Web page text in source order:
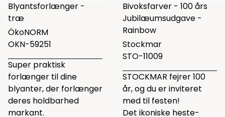
Blyantsforlænger -
træ
ÖkoNORM
OKN-59251
Super praktisk
forlænger til dine
blyanter, der forlænger
deres holdbarhed
markant.
Bivoksfarver - 100 års
Jubilæumsudgave -
Rainbow
Stockmar
STO-11009
STOCKMAR fejrer 100
år, og du er inviteret
med til festen!
Det ikoniske heste-